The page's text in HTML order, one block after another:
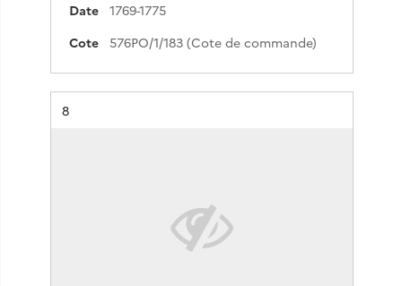
Date
1769-1775
Cote
576PO/1/183 (Cote de commande)
Résultat n°
8